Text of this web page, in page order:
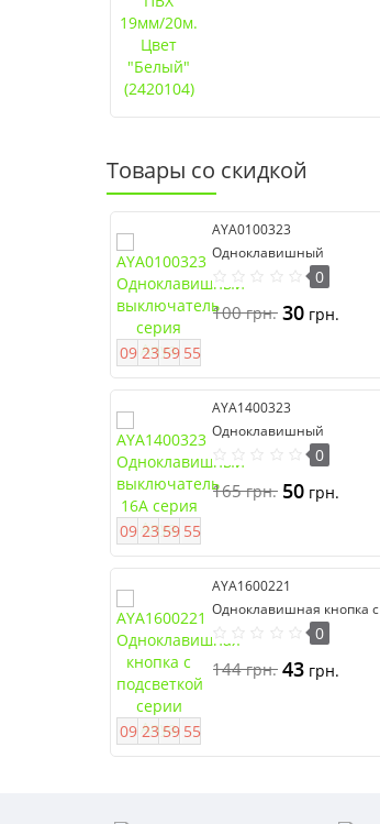
Товары со скидкой
09 2359 54
AYA0100323
Одноклавишный
выключатель серия Anya
0
100грн. 30 грн.
09 2359 54
AYA1400323
Одноклавишный
выключатель 16А серия
Anya
0
165грн. 50 грн.
09 2359 54
AYA1600221
Одноклавишная кнопка с
подсветкой серии Anya
0
144грн. 43 грн.